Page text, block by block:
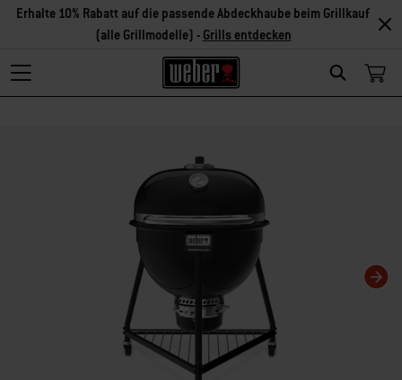
Search
Erhalte 10% Rabatt auf die passende Abdeckhaube beim Grillkauf
(alle Grillmodelle) - Grills entdecken